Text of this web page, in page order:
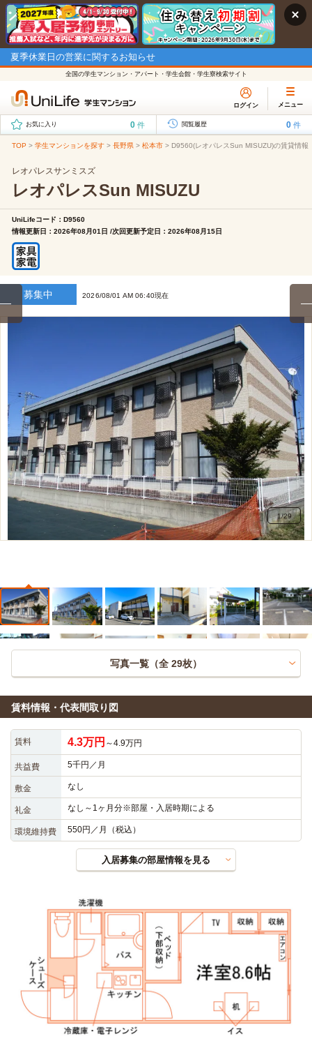
夏季休業日の営業に関するお知らせ
全国の学生マンション・アパート・学生会館・学生寮検索サイト
ログイン メニュー
お気に入り 0 件 閲覧履歴 0 件
TOP > 学生マンションを探す > 長野県 > 松本市 > D9560(レオパレスSun MISUZU)の賃貸情報
レオパレスサンミスズ
レオパレスSun MISUZU
UniLifeコード：D9560
情報更新日：2026年08月01日 /次回更新予定日：2026年08月15日
募集中 2026/08/01 AM 06:40現在
1/29
写真一覧（全 29枚）
賃料情報・代表間取り図
賃料 4.3万円 ～4.9万円
共益費 5千円／月
敷金 なし
礼金 なし～1ヶ月分※部屋・入居時期による
環境維持費 550円／月（税込）
入居募集の部屋情報を見る